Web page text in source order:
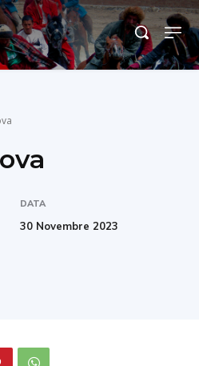
DATA
30 Novembre 2023